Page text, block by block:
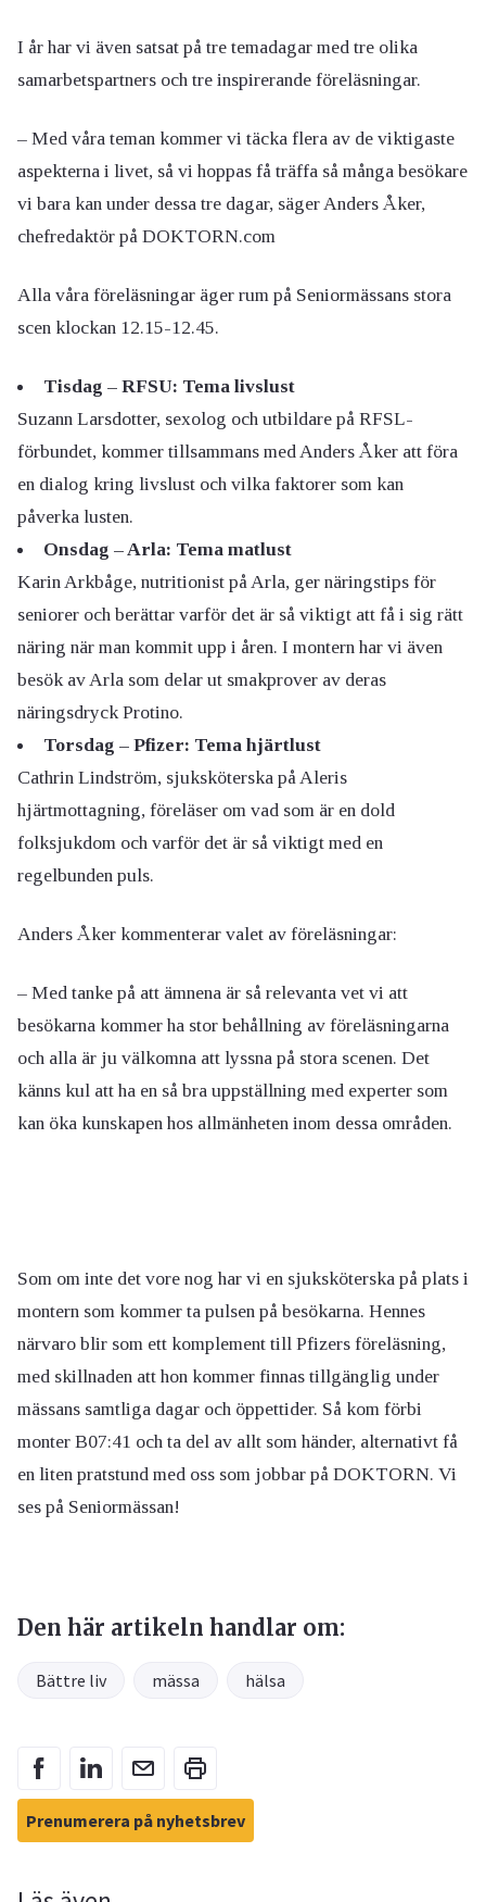
I år har vi även satsat på tre temadagar med tre olika
samarbetspartners och tre inspirerande föreläsningar.
– Med våra teman kommer vi täcka flera av de viktigaste
aspekterna i livet, så vi hoppas få träffa så många besökare
vi bara kan under dessa tre dagar, säger Anders Åker,
chefredaktör på DOKTORN.com
Alla våra föreläsningar äger rum på Seniormässans stora
scen klockan 12.15-12.45.
Tisdag – RFSU: Tema livslust
Suzann Larsdotter, sexolog och utbildare på RFSL-
förbundet, kommer tillsammans med Anders Åker att föra
en dialog kring livslust och vilka faktorer som kan
påverka lusten.
Onsdag – Arla: Tema matlust
Karin Arkbåge, nutritionist på Arla, ger näringstips för
seniorer och berättar varför det är så viktigt att få i sig rätt
näring när man kommit upp i åren. I montern har vi även
besök av Arla som delar ut smakprover av deras
näringsdryck Protino.
Torsdag – Pfizer: Tema hjärtlust
Cathrin Lindström, sjuksköterska på Aleris
hjärtmottagning, föreläser om vad som är en dold
folksjukdom och varför det är så viktigt med en
regelbunden puls.
Anders Åker kommenterar valet av föreläsningar:
– Med tanke på att ämnena är så relevanta vet vi att
besökarna kommer ha stor behållning av föreläsningarna
och alla är ju välkomna att lyssna på stora scenen. Det
känns kul att ha en så bra uppställning med experter som
kan öka kunskapen hos allmänheten inom dessa områden.
Som om inte det vore nog har vi en sjuksköterska på plats i
montern som kommer ta pulsen på besökarna. Hennes
närvaro blir som ett komplement till Pfizers föreläsning,
med skillnaden att hon kommer finnas tillgänglig under
mässans samtliga dagar och öppettider. Så kom förbi
monter B07:41 och ta del av allt som händer, alternativt få
en liten pratstund med oss som jobbar på DOKTORN. Vi
ses på Seniormässan!
Den här artikeln handlar om:
Bättre liv mässa hälsa
Prenumerera på nyhetsbrev